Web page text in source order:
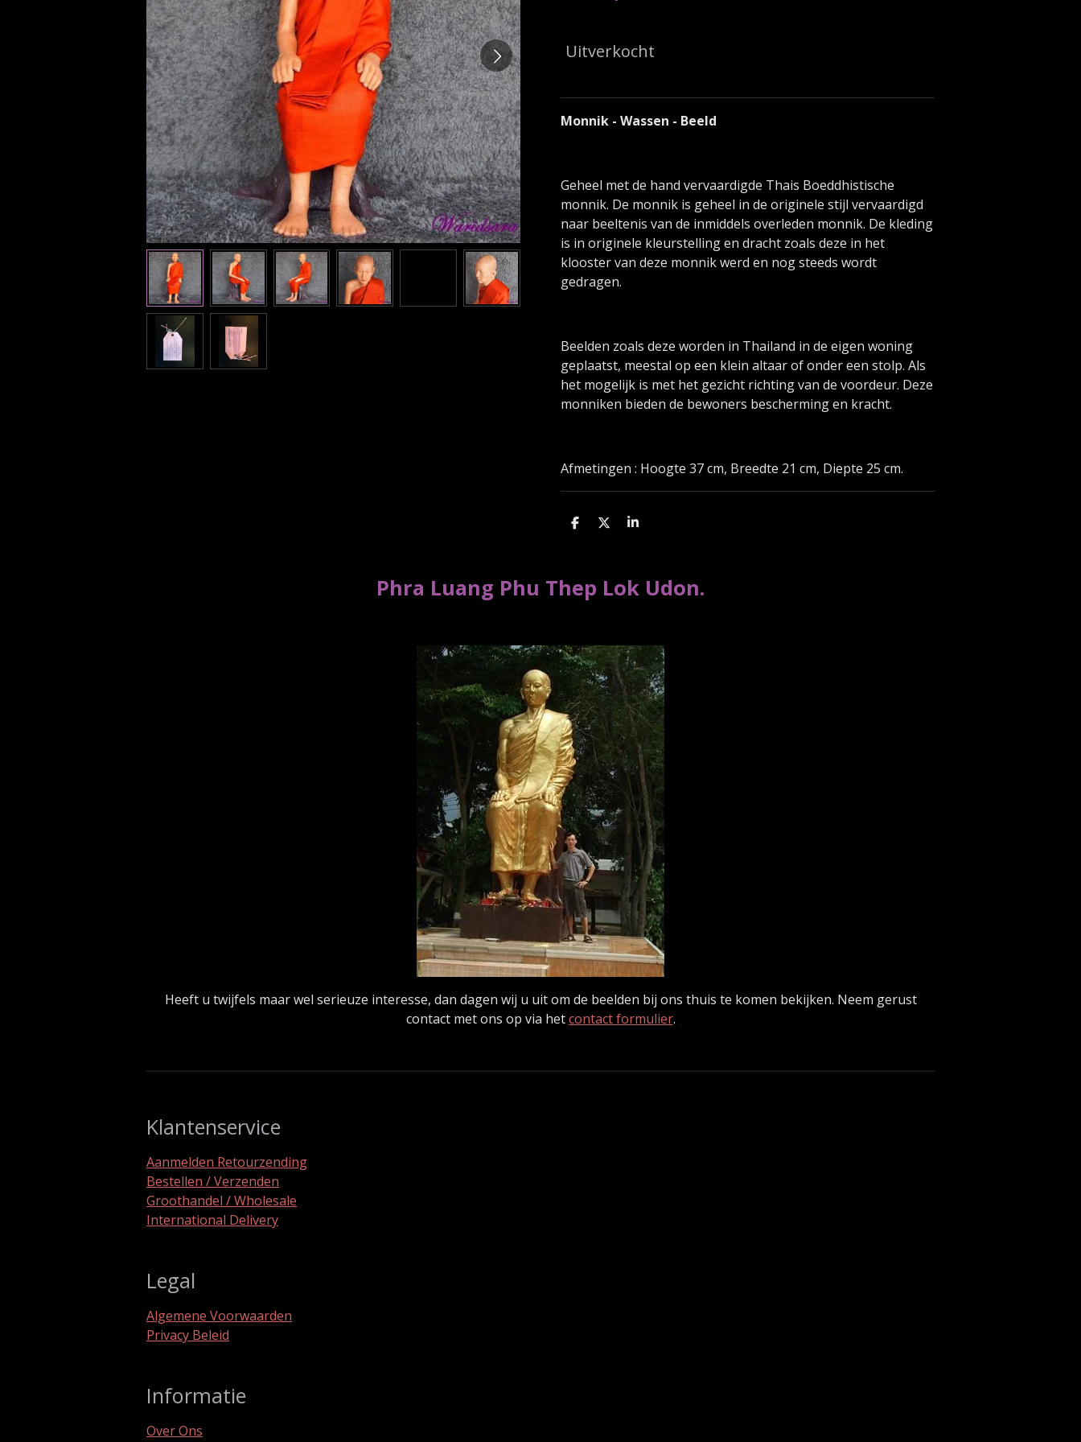
Uitverkocht
Monnik - Wassen - Beeld
Geheel met de hand vervaardigde Thais Boeddhistische
monnik. De monnik is geheel in de originele stijl vervaardigd
naar beeltenis van de inmiddels overleden monnik. De kleding
is in originele kleurstelling en dracht zoals deze in het
klooster van deze monnik werd en nog steeds wordt
gedragen.
Beelden zoals deze worden in Thailand in de eigen woning
geplaatst, meestal op een klein altaar of onder een stolp. Als
het mogelijk is met het gezicht richting van de voordeur. Deze
monniken bieden de bewoners bescherming en kracht.
Afmetingen : Hoogte 37 cm, Breedte 21 cm, Diepte 25 cm.
D
D
S
Phra Luang Phu Thep Lok Udon.
Heeft u twijfels maar wel serieuze interesse, dan dagen wij u uit om de beelden bij ons thuis te komen bekijken. Neem gerust
contact met ons op via hetcontactformulier.
Klantenservice
Aanmelden Retourzending
Bestellen / Verzenden
Groothandel / Wholesale
International Delivery
Legal
Algemene Voorwaarden
Privacy Beleid
Informatie
Over Ons